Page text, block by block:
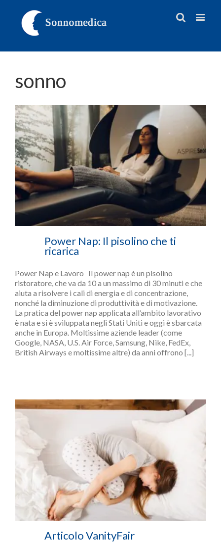
sonno
Power Nap: Il pisolino che ti
ricarica
Power Nap e Lavoro Il power nap è un pisolino
ristoratore, che va da 10 a un massimo di 30 minuti e che
aiuta a risolvere i cali di energia e di concentrazione,
nonché la diminuzione di produttività e di motivazione.
La pratica del power nap applicata all’ambito lavorativo
è nata e si è sviluppata negli Stati Uniti e oggi è sbarcata
anche in Europa. Moltissime aziende leader (come
Google, NASA, U.S. Air Force, Samsung, Nike, FedEx,
British Airways e moltissime altre) da anni offrono [...]
Articolo VanityFair